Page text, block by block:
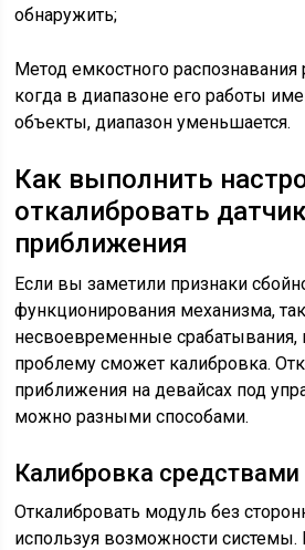
обнаружить;
Метод емкостного распознавания
когда в диапазоне его работы
объекты, диапазон уменьшается.
Как выполнить
откалибровать
приближения
Если вы заметили признаки
функционирования механизма,
несвоевременные срабатывания,
проблему сможет калибровка.
приближения на девайсах под
можно разными способами.
Калибровка
Откалибровать модуль без
используя возможности системы.